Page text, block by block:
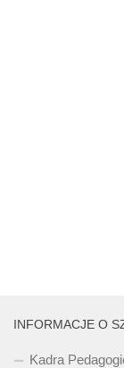
INFORMACJE O
Kadra